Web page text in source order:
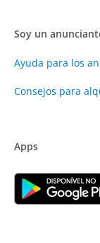
Soy un
Ayuda para los
Consejos para
Apps